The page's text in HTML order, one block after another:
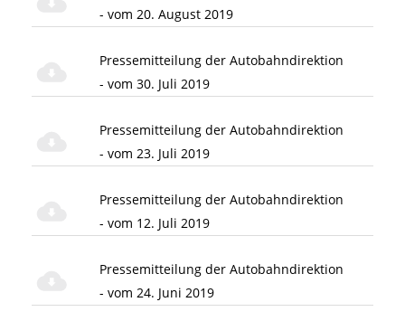
- vom 20. August 2019
Pressemitteilung der Autobahndirektion
- vom 30. Juli 2019
Pressemitteilung der Autobahndirektion
- vom 23. Juli 2019
Pressemitteilung der Autobahndirektion
- vom 12. Juli 2019
Pressemitteilung der Autobahndirektion
- vom 24. Juni 2019